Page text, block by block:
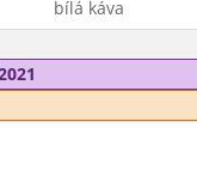
bílá káva